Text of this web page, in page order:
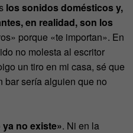
los sonidos domésticos y,
en realidad, son los
porque «te importan». En
no molesta al escritor
un tiro en mi casa, sé que
bar sería alguien que no
no existe». Ni en la